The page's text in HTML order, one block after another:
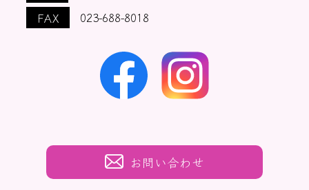
FAX
023-688-8018
お問い合わせ